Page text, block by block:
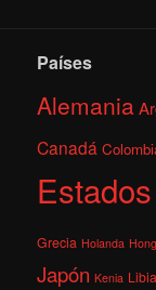
Países
Alemania
Canadá
Grecia Holanda
Japón Kenia Libia